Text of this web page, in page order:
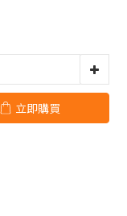
立即購買